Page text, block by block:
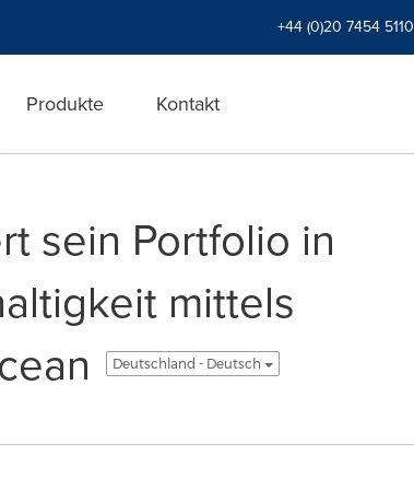
+44 (0)20 7454 5110
Produkte Kontakt
sein Portfolio in
mittels
Deutschland - Deutsch